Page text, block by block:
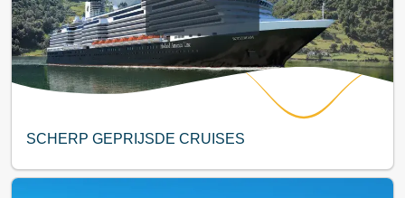
SCHERP GEPRIJSDE CRUISES